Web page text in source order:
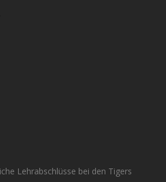
Lehrabschlüsse bei den Tigers